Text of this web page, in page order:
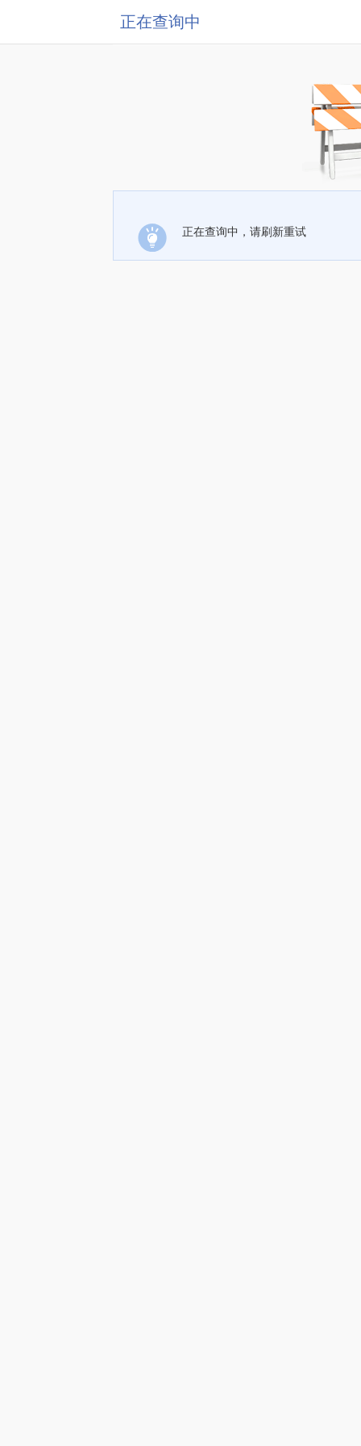
正在查询中
正在查询中，请刷新重试